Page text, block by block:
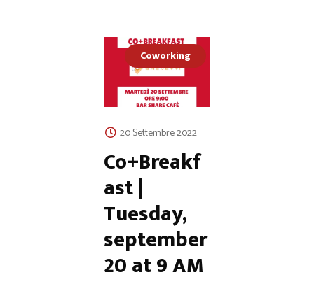
Coworking
20 Settembre 2022
Co+Breakf
ast |
Tuesday,
september
20 at 9 AM